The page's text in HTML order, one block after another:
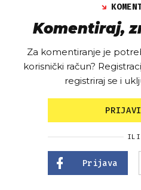
Komentiraj,
Za komentiranje je
korisnički račun?
registriraj se i
ILI
Prijava